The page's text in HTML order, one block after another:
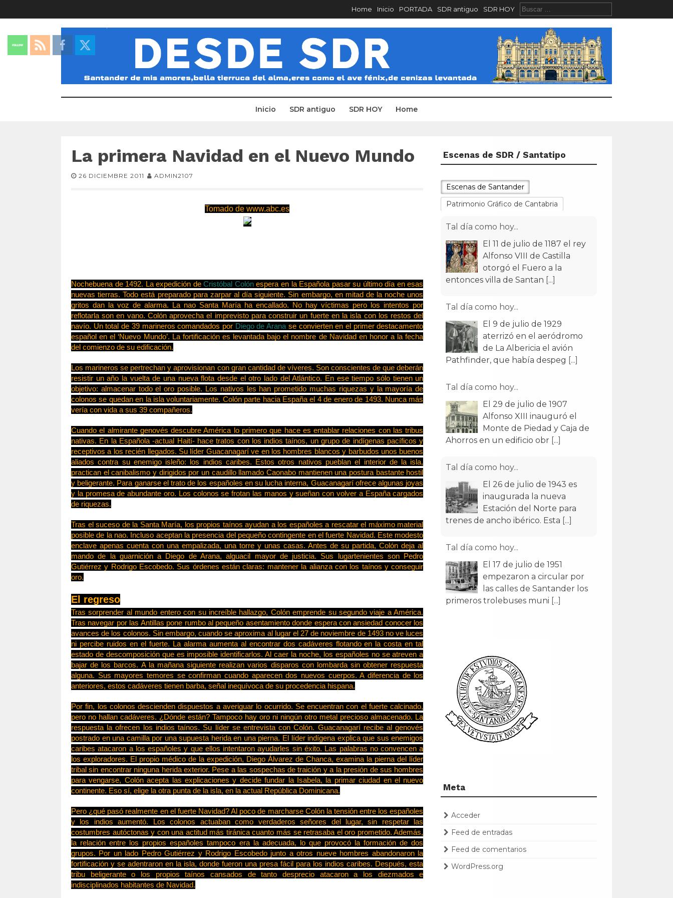
Home Inicio PORTADA SDR antiguo SDR HOY
Inicio SDR antiguo SDR HOY Home
La primera Navidad en el Nuevo Mundo
26 DICIEMBRE 2011 ADMIN2107
Tomado de www.abc.es
Nochebuena de 1492. La expedición deCristóbal Colónespera en la Española pasar su último día en esas
nuevas tierras. Todo está preparado para zarpar al día siguiente. Sin embargo, en mitad de la noche unos
gritos dan la voz de alarma. La nao Santa María ha encallado. No hay víctimas pero los intentos por
reflotarla son en vano. Colón aprovecha el imprevisto para construir un fuerte en la isla con los restos del
navío. Un total de 39 marineros comandados por Diego de Aranase convierten en el primer destacamento
español en el ‘Nuevo Mundo’. La fortificación es levantada bajo el nombre de Navidad en honor a la fecha
del comienzo de su edificación.
Los marineros se pertrechan y aprovisionan con gran cantidad de víveres. Son conscientes de que deberán
resistir un año la vuelta de una nueva flota desde el otro lado del Atlántico. En ese tiempo sólo tienen un
objetivo: almacenar todo el oro posible. Los nativos les han prometido muchas riquezas y la mayoría de
colonos se quedan en la isla voluntariamente. Colón parte hacia España el 4 de enero de 1493. Nunca más
vería con vida a sus 39 compañeros.
Cuando el almirante genovés descubre América lo primero que hace es entablar relaciones con las tribus
nativas. En la Española -actual Haití- hace tratos con los indios taínos, un grupo de indígenas pacíficos y
receptivos a los recién llegados. Su líder Guacanagarí ve en los hombres blancos y barbudos unos buenos
aliados contra su enemigo isleño: los indios caribes. Estos otros nativos pueblan el interior de la isla,
practican el canibalismo y dirigidos por un caudillo llamado Caonabo mantienen una postura bastante hostil
y beligerante. Para ganarse el trato de los españoles en su lucha interna, Guacanagarí ofrece algunas joyas
y la promesa de abundante oro. Los colonos se frotan las manos y sueñan con volver a España cargados
de riquezas.
Tras el suceso de la Santa María, los propios taínos ayudan a los españoles a rescatar el máximo material
posible de la nao. Incluso aceptan la presencia del pequeño contingente en el fuerte Navidad. Este modesto
enclave apenas cuenta con una empalizada, una torre y unas casas. Antes de su partida, Colón deja al
mando de la guarnición a Diego de Arana, alguacil mayor de justicia. Sus lugartenientes son Pedro
Gutiérrez y Rodrigo Escobedo. Sus órdenes están claras: mantener la alianza con los taínos y conseguir
oro.
El regreso
Tras sorprender al mundo entero con su increíble hallazgo, Colón emprende su segundo viaje a América.
Tras navegar por las Antillas pone rumbo al pequeño asentamiento donde espera con ansiedad conocer los
avances de los colonos. Sin embargo, cuando se aproxima al lugar el 27 de noviembre de 1493 no ve luces
ni percibe ruidos en el fuerte. La alarma aumenta al encontrar dos cadáveres flotando en la costa en tal
estado de descomposición que es imposible identificarlos. Al caer la noche, los españoles no se atreven a
bajar de los barcos. A la mañana siguiente realizan varios disparos con lombarda sin obtener respuesta
alguna. Sus mayores temores se confirman cuando aparecen dos nuevos cuerpos. A diferencia de los
anteriores, estos cadáveres tienen barba, señal inequívoca de su procedencia hispana.
Por fin, los colonos descienden dispuestos a averiguar lo ocurrido. Se encuentran con el fuerte calcinado,
pero no hallan cadáveres. ¿Dónde están? Tampoco hay oro ni ningún otro metal precioso almacenado. La
respuesta la ofrecen los indios taínos. Su líder se entrevista con Colón. Guacanagarí recibe al genovés
postrado en una camilla por una supuesta herida en una pierna. El líder indígena explica que sus enemigos
caribes atacaron a los españoles y que ellos intentaron ayudarles sin éxito. Las palabras no convencen a
los exploradores. El propio médico de la expedición, Diego Álvarez de Chanca, examina la pierna del líder
tribal sin encontrar ninguna herida exterior. Pese a las sospechas de traición y a la presión de sus hombres
para vengarse, Colón acepta las explicaciones y decide fundar la Isabela, la primar ciudad en el nuevo
continente. Eso sí, elige la otra punta de la isla, en la actual República Dominicana.
Pero ¿qué pasó realmente en el fuerte Navidad? Al poco de marcharse Colón la tensión entre los españoles
y los indios aumentó. Los colonos actuaban como verdaderos señores del lugar, sin respetar las
costumbres autóctonas y con una actitud más tiránica cuanto más se retrasaba el oro prometido. Además,
la relación entre los propios españoles tampoco era la adecuada, lo que provocó la formación de dos
grupos. Por un lado Pedro Gutiérrez y Rodrigo Escobedo junto a otros nueve hombres abandonaron la
fortificación y se adentraron en la isla, donde fueron una presa fácil para los indios caribes. Después, esta
tribu beligerante o los propios taínos cansados de tanto desprecio atacaron a los diezmados e
indisciplinados habitantes de Navidad.
Escenas de SDR / Santatipo
Escenas de Santander
Patrimonio Gráfico de Cantabria
Tal día como hoy...
El 11 de julio de 1187 el rey
Alfonso VIII de Castilla
otorgó el Fuero a la
entonces villa de Santan [...]
Tal día como hoy...
El 9 de julio de 1929
aterrizó en el aeródromo
de La Albericia el avión
Pathfinder, que había despeg
[...]
Tal día como hoy...
El 29 de julio de 1907
Alfonso XIII inauguró el
Monte de Piedad y Caja de
Ahorros en un edificio obr [...]
Tal día como hoy...
El 26 de julio de 1943 es
inaugurada la nueva
Estación del Norte para
trenes de ancho ibérico. Esta [...]
Tal día como hoy...
El 17 de julio de 1951
empezaron a circular por
las calles de Santander los
primeros trolebuses muni [...]
Meta
Acceder
Feed de entradas
Feed de comentarios
WordPress.org